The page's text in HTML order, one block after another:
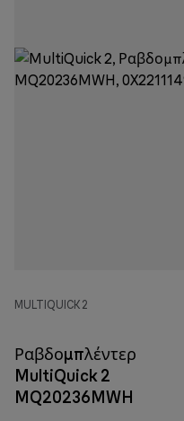
MULTIQUICK 2
Ραβδομπλέντερ
MultiQuick 2
MQ20236MWH